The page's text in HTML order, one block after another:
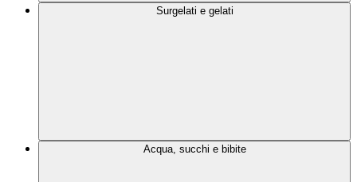
Surgelati e gelati
Acqua, succhi e bibite